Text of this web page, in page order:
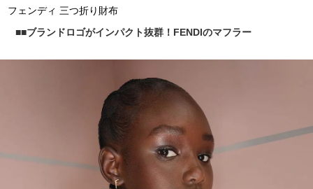
フェンディ 三つ折り財布
■ブランドロゴがインパクト抜群！FENDIのマフラー